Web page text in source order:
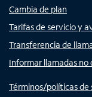
Cambia de plan
Tarifas de servicio y
Transferencia de
Informar llamadas no
Términos/políticas de